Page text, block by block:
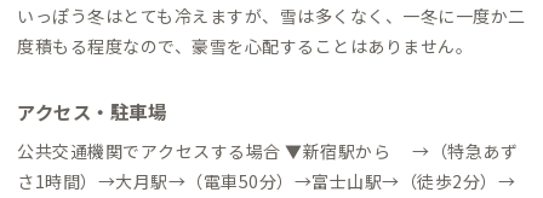
いっぽう冬はとても冷えますが、雪は多くなく、一冬に一度か二
度積もる程度なので、豪雪を心配することはありません。
アクセス・駐車場
公共交通機関でアクセスする場合 ▼新宿駅から →（特急あず
さ1時間）→大月駅→（電車50分）→富士山駅→（徒歩2分）→